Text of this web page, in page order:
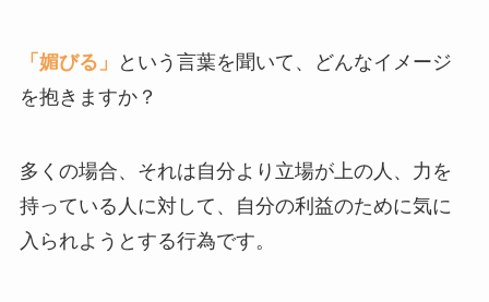
「媚びる」
という言葉を聞いて、どんなイメージ
を抱きますか？
多くの場合、それは自分より立場が上の人、力を
持っている人に対して、自分の利益のために気に
入られようとする行為です。